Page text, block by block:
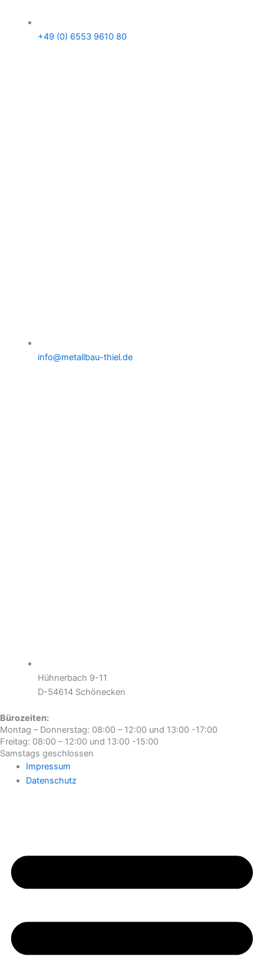
+49 (0) 6553 9610 80
info@metallbau-thiel.de
Hühnerbach 9-11
D-54614 Schönecken
Bürozeiten:
Montag – Donnerstag: 08:00 – 12:00 und 13:00 -17:00
Freitag: 08:00 – 12:00 und 13:00 -15:00
Samstags geschlossen
Impressum
Datenschutz